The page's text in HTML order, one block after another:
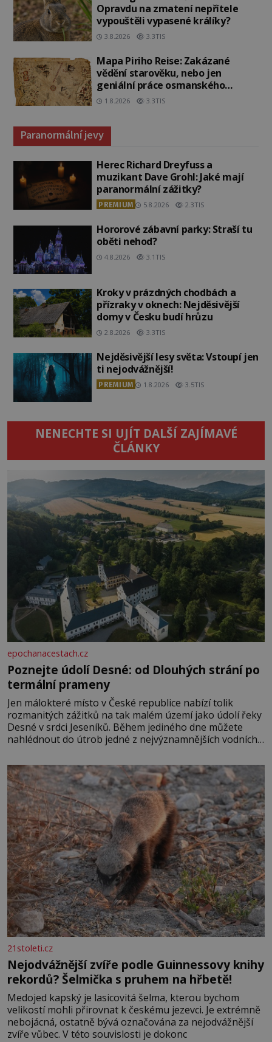
Opravdu na zmatení nepřítele
vypouštěli vypasené králíky?
3.8.2026 3.3TIS
Mapa Piriho Reise: Zakázané
vědění starověku, nebo jen
geniální práce osmanského
admirála?
1.8.2026 3.3TIS
Paranormální jevy
Herec Richard Dreyfuss a
muzikant Dave Grohl: Jaké mají
paranormální zážitky?
PREMIUM 5.8.2026 2.3TIS
Hororové zábavní parky: Straší tu
oběti nehod?
4.8.2026 3.1TIS
Kroky v prázdných chodbách a
přízraky v oknech: Nejděsivější
domy v Česku budí hrůzu
2.8.2026 3.3TIS
Nejděsivější lesy světa: Vstoupí jen
ti nejodvážnější!
PREMIUM 1.8.2026 3.5TIS
NENECHTE SI UJÍT DALŠÍ ZAJÍMAVÉ
ČLÁNKY
epochanacestach.cz
Poznejte údolí Desné: od Dlouhých strání po
termální prameny
Jen málokteré místo v České republice nabízí tolik
rozmanitých zážitků na tak malém území jako údolí řeky
Desné v srdci Jeseníků. Během jediného dne můžete
nahlédnout do útrob jedné z nejvýznamnějších vodních
se na koloběžce a den zakončit poznáváním památek ve
Velkých Losinách nebo v termálním
21stoleti.cz
Nejodvážnější zvíře podle Guinnessovy knihy
rekordů? Šelmička s pruhem na hřbetě!
Medojed kapský je lasicovitá šelma, kterou bychom
velikostí mohli přirovnat k českému jezevci. Je extrémně
nebojácná, ostatně bývá označována za nejodvážnější
zvíře vůbec. V této souvislosti je dokonc